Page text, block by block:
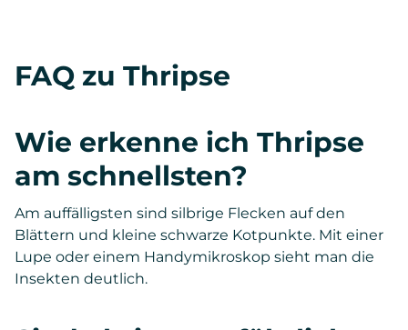
FAQ zu Thripse
Wie erkenne ich Thripse
am schnellsten?
Am auffälligsten sind silbrige Flecken auf den
Blättern und kleine schwarze Kotpunkte. Mit einer
Lupe oder einem Handymikroskop sieht man die
Insekten deutlich.